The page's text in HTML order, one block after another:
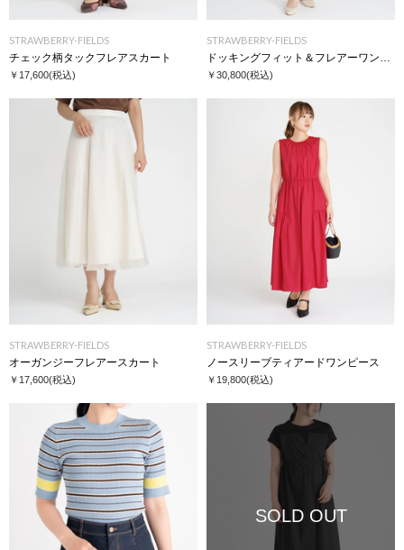
STRAWBERRY-FIELDS
チェック柄タックフレアスカート
￥17,600(税込)
STRAWBERRY-FIELDS
￥30,800(税込)
STRAWBERRY-FIELDS
オーガンジーフレアースカート
￥17,600(税込)
STRAWBERRY-FIELDS
ノースリーブティアードワンピース
￥19,800(税込)
SOLD OUT